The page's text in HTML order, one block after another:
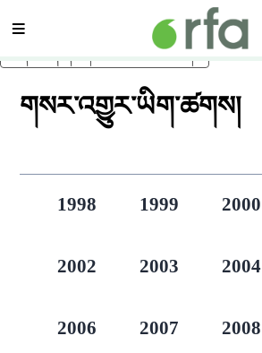
ནང་དོན་གཙོ་བོར་མཆོང་།
གསར་འགྱུར་ཡིག་ཚགས།
1998 1999 2000
2002 2003 2004
2006 2007 2008